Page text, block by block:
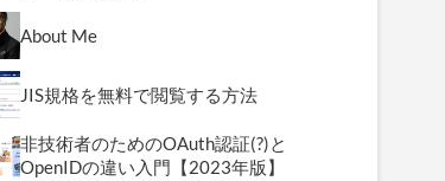
About Me
JIS規格を無料で閲覧する方法
非技術者のためのOAuth認証(?)と
OpenIDの違い入門【2023年版】